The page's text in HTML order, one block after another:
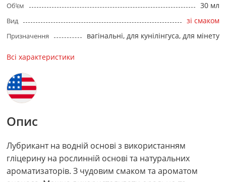
Об’єм 30 мл
Вид зі смаком
Призначення вагінальні, для кунілінгуса, для мінету
Всі характеристики
Опис
Лубрикант на водній основі з використанням
гліцерину на рослинній основі та натуральних
ароматизаторів. З чудовим смаком та ароматом